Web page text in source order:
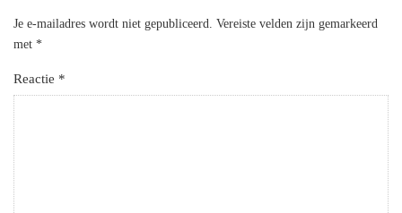
Je e-mailadres wordt niet gepubliceerd. Vereiste velden zijn gemarkeerd
met *
Reactie *